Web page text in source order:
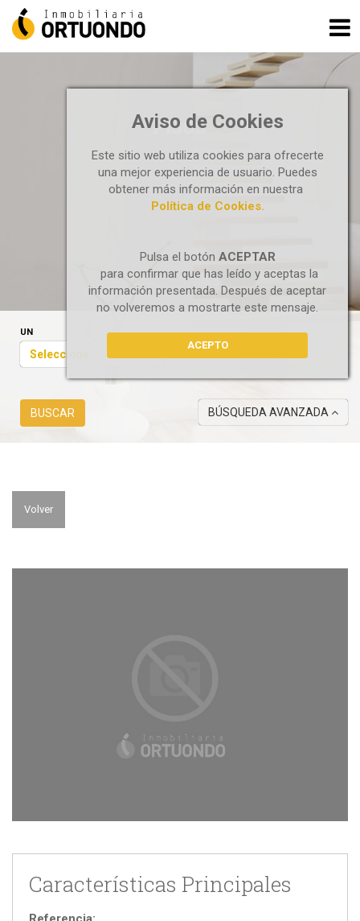
Aviso de Cookies
Este sitio web utiliza cookies para ofrecerte
una mejor experiencia de usuario. Puedes
obtener más información en nuestra
Política de Cookies.
Pulsa el botón ACEPTAR
para confirmar que has leído y aceptas la
información presentada. Después de aceptar
no volveremos a mostrarte este mensaje.
ACEPTO
PISOS
UN
Seleccione...
BUSCAR BÚSQUEDA AVANZADA
Volver
Características Principales